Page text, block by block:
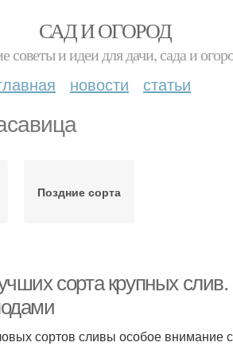
САД И ОГОРОД
советы и идеи для дачи, сада и
новости статьи
Поздние сорта
сорта крупных
сортов сливы особое внимание